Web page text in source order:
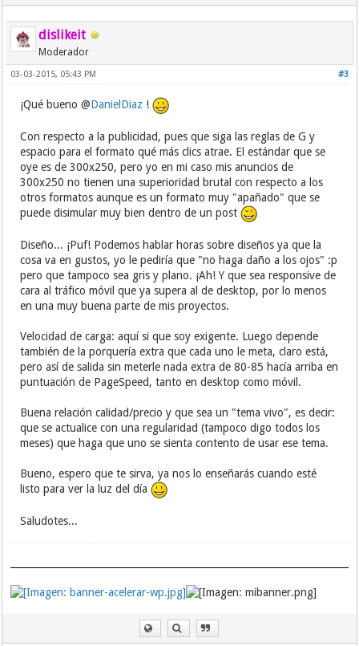
dislikeit
Moderador
#3
03-03-2015, 05:43 PM
¡Qué bueno @DanielDiaz !
Con respecto a la publicidad, pues que siga las reglas de G y
espacio para el formato qué más clics atrae. El estándar que se
oye es de 300x250, pero yo en mi caso mis anuncios de
300x250 no tienen una superioridad brutal con respecto a los
otros formatos aunque es un formato muy "apañado" que se
puede disimular muy bien dentro de un post
Diseño... ¡Puf! Podemos hablar horas sobre diseños ya que la
cosa va en gustos, yo le pediría que "no haga daño a los ojos" :p
pero que tampoco sea gris y plano. ¡Ah! Y que sea responsive de
cara al tráfico móvil que ya supera al de desktop, por lo menos
en una muy buena parte de mis proyectos.
Velocidad de carga: aquí si que soy exigente. Luego depende
también de la porquería extra que cada uno le meta, claro está,
pero así de salida sin meterle nada extra de 80-85 hacía arriba en
puntuación de PageSpeed, tanto en desktop como móvil.
Buena relación calidad/precio y que sea un "tema vivo", es decir:
que se actualice con una regularidad (tampoco digo todos los
meses) que haga que uno se sienta contento de usar ese tema.
Bueno, espero que te sirva, ya nos lo enseñarás cuando esté
listo para ver la luz del día
Saludotes...